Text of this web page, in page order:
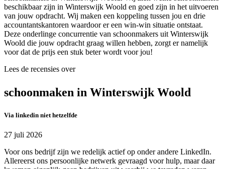
beschikbaar zijn in Winterswijk Woold en goed zijn in het uitvoeren
van jouw opdracht. Wij maken een koppeling tussen jou en drie
accountantskantoren waardoor er een win-win situatie ontstaat.
Deze onderlinge concurrentie van schoonmakers uit Winterswijk
Woold die jouw opdracht graag willen hebben, zorgt er namelijk
voor dat de prijs een stuk beter wordt voor jou!
Lees de recensies over
schoonmaken in Winterswijk Woold
Via linkedin niet hetzelfde
27 juli 2026
Voor ons bedrijf zijn we redelijk actief op onder andere LinkedIn.
Allereerst ons persoonlijke netwerk gevraagd voor hulp, maar daar